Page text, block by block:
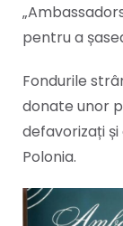
pentru a
Fondurile
donate unor
defavorizați și
Polonia.